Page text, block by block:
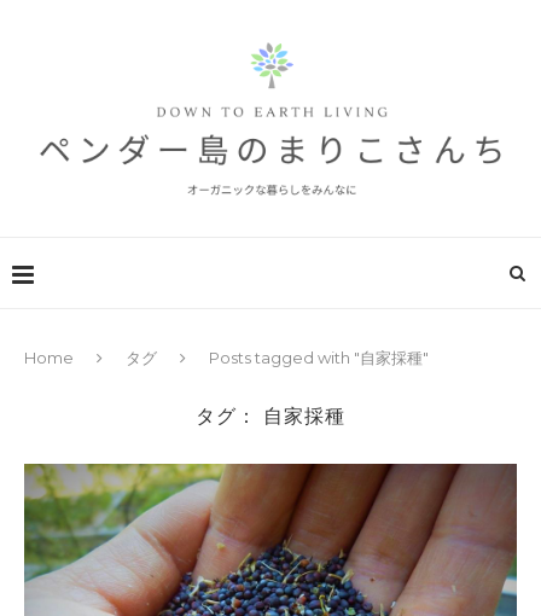
Home タグ Posts tagged with "自家採種"
タグ： 自家採種